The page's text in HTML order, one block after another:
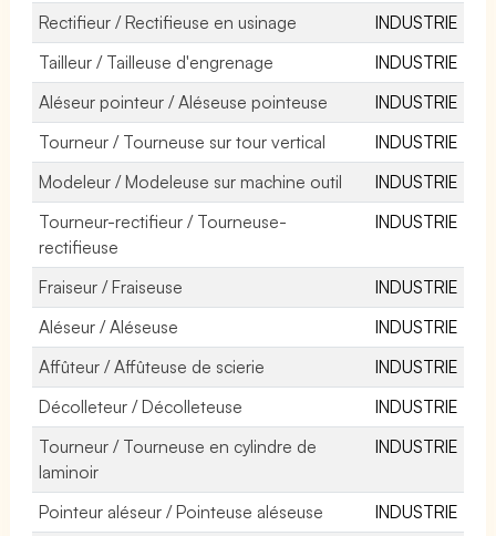
Rectifieur / Rectifieuse en usinage
INDUSTRIE
Tailleur / Tailleuse d'engrenage
INDUSTRIE
Aléseur pointeur / Aléseuse pointeuse
INDUSTRIE
Tourneur / Tourneuse sur tour vertical
INDUSTRIE
Modeleur / Modeleuse sur machine outil
INDUSTRIE
Tourneur-rectifieur / Tourneuse-
rectifieuse
INDUSTRIE
Fraiseur / Fraiseuse
INDUSTRIE
Aléseur / Aléseuse
INDUSTRIE
Affûteur / Affûteuse de scierie
INDUSTRIE
Décolleteur / Décolleteuse
INDUSTRIE
Tourneur / Tourneuse en cylindre de
laminoir
INDUSTRIE
Pointeur aléseur / Pointeuse aléseuse
INDUSTRIE